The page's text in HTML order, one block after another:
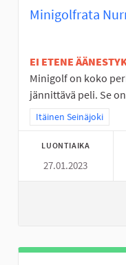
Minigolfrata
EI ETENE
Minigolf on koko
jännittävä peli. Se
Rajaa tulokset
Itäinen Seinäjoki
LUONTIAIKA
27.01.2023